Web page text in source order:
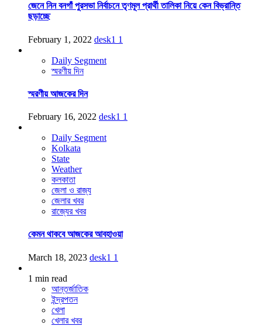
জেনে নিন বনগাঁ পুরসভা নির্বাচনে তৃণমূল প্রার্থী তালিকা নিয়ে কেন বিভ্রান্তি
ছড়াচ্ছে
February 1, 2022 desk1 1
Daily Segment
স্মরণীয় দিন
স্মরণীয় আজকের দিন
February 16, 2022 desk1 1
Daily Segment
Kolkata
State
Weather
কলকাতা
জেলা ও রাজ্য
জেলার খবর
রাজ্যের খবর
কেমন থাকবে আজকের আবহাওয়া
March 18, 2023 desk1 1
1 min read
আন্তর্জাতিক
ইন্দ্রপতন
খেলা
খেলার খবর